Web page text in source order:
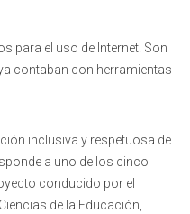
para el uso de Internet. Son
contaban con herramientas
inclusiva y respetuosa de
a uno de los cinco
conducido por el
de la Educación,